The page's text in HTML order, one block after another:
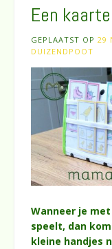
Een
GEPLAATST OP 29
DUIZENDPOOT
Wanneer je
speelt, dan
kleine handjes